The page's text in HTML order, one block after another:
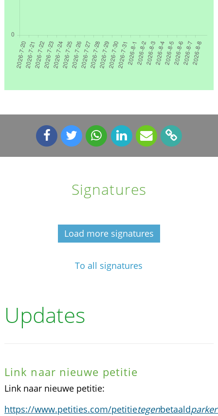
Signatures
Load more signatures
To all signatures
Updates
Link naar nieuwe petitie
Link naar nieuwe petitie:
https://www.petities.com/petitietegenbetaald